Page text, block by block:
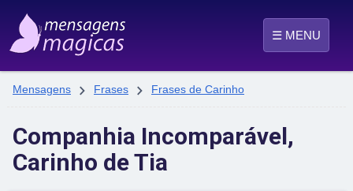
☰ MENU
Mensagens  Frases  Frases de Carinho
Companhia Incomparável,
Carinho de Tia